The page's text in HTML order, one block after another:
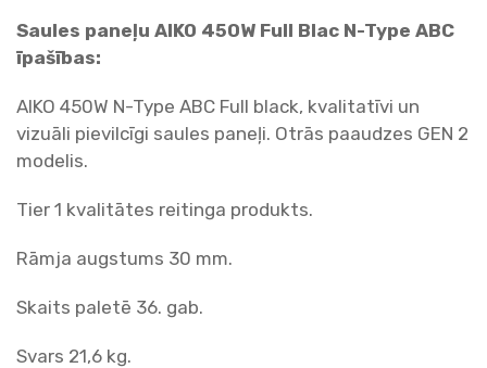
Saules paneļu AIKO 450W Full Blac N-Type ABC
īpašības:
AIKO 450W N-Type ABC Full black, kvalitatīvi un
vizuāli pievilcīgi saules paneļi. Otrās paaudzes GEN 2
modelis.
Tier 1 kvalitātes reitinga produkts.
Rāmja augstums 30 mm.
Skaits paletē 36. gab.
Svars 21,6 kg.